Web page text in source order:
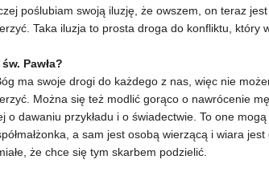
poślubiam swoją iluzję, że owszem, on teraz
Taka iluzja to prosta droga do konfliktu, który
Pawła?
ma swoje drogi do każdego z nas, więc nie
Można się też modlić gorąco o nawrócenie
o dawaniu przykładu i o świadectwie. To one
a sam jest osobą wierzącą i wiara
że chce się tym skarbem podzielić.